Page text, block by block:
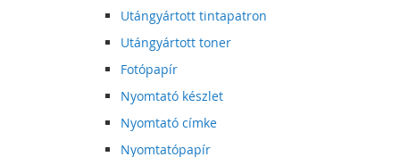
Utángyártott tintapatron
Utángyártott toner
Fotópapír
Nyomtató készlet
Nyomtató címke
Nyomtatópapír